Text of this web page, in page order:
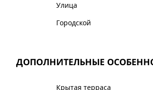
Улица
Городской
ДОПОЛНИТЕЛЬНЫЕ
Крытая терраса